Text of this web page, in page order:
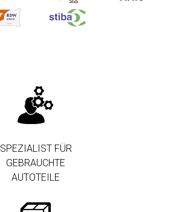
SPEZIALIST FÜR
GEBRAUCHTE
AUTOTEILE